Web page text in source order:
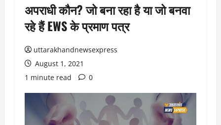
अपराधी कौन? जो बना रहा है या जो बनवा
रहे हैं EWS के प्रमाण पत्र
uttarakhandnewsexpress
August 1, 2021
1 minute read
0